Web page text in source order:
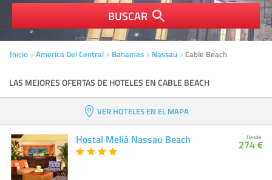
BUSCAR
Inicio America Del Central Bahamas Nassau Cable Beach
LAS MEJORES OFERTAS DE HOTELES EN CABLE BEACH
VER HOTELES EN EL MAPA
Hostal Meliá Nassau Beach Desde
274 €